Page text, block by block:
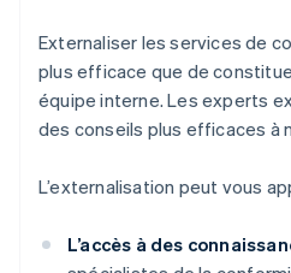
Externaliser les services de
plus efficace que de
équipe interne. Les experts
des conseils plus efficaces à
L’externalisation peut vous
L’accès à des